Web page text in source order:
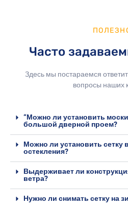
Часто
Здесь мы постараемся
вопросы наших
“Можно ли установить
большой дверной проем?
Можно ли установить сетку
остекления?
Выдерживает ли
ветра?
Нужно ли снимать сетку на